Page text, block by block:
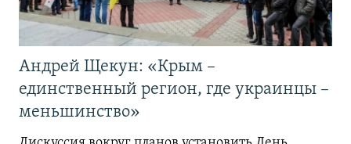
Андрей Щекун: «Крым –
единственный регион, где украинцы –
меньшинство»